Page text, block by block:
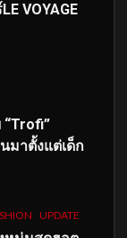
VOYAGE
“Trofi”
มาตั้งแต่เด็ก
UPDATE